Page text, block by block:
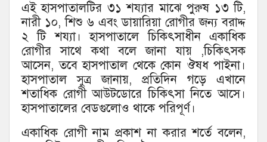
এই হাসপাতালটির ৩১ শয্যার মাঝে পুরুষ ১৩ টি,
নারী ১০, শিশু ৬ এবং ডায়ারিয়া রোগীর জন্য বরাদ্দ
২ টি শয্যা। হাসপাতালে চিকিৎসাধীন একাধিক
রোগীর সাথে কথা বলে জানা যায় ,চিকিৎসক
আসেন, তবে হাসপাতাল থেকে কোন ঔষধ পাইনা।
হাসপাতাল সুত্র জানায়, প্রতিদিন গড়ে এখানে
শতাধিক রোগী আউটডোরে চিকিৎসা নিতে আসে।
হাসপাতালের বেডগুলোও থাকে পরিপূর্ণ।
একাধিক রোগী নাম প্রকাশ না করার শর্তে বলেন,